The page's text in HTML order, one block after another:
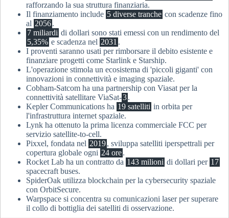
rafforzando la sua struttura finanziaria.
Il finanziamento include 5 diverse tranche con scadenze fino
al 2056.
7 miliardi di dollari sono stati emessi con un rendimento del
5,35% e scadenza nel 2031 .
I proventi saranno usati per rimborsare il debito esistente e
finanziare progetti come Starlink e Starship.
L'operazione stimola un ecosistema di 'piccoli giganti' con
innovazioni in connettività e imaging spaziale.
Cobham-Satcom ha una partnership con Viasat per la
connettività satellitare ViaSat-3.
Kepler Communications ha 19 satelliti in orbita per
l'infrastruttura internet spaziale.
Lynk ha ottenuto la prima licenza commerciale FCC per
servizio satellite-to-cell.
Pixxel, fondata nel 2019, sviluppa satelliti iperspettrali per
copertura globale ogni 24 ore.
Rocket Lab ha un contratto da 143 milioni di dollari per 17
spacecraft buses.
SpiderOak utilizza blockchain per la cybersecurity spaziale
con OrbitSecure.
Warpspace si concentra su comunicazioni laser per superare
il collo di bottiglia dei satelliti di osservazione.